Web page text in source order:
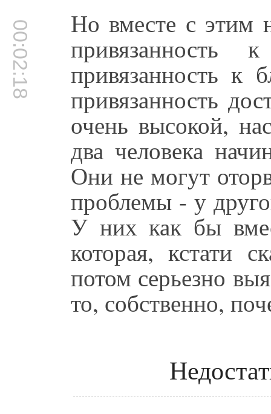
00:02:18 Но вместе с этим
привязанность
привязанность к
привязанность
очень высокой,
два человека
Они не могут
проблемы - у
У них как бы
которая, кстати
потом серьезно
то, собственно,